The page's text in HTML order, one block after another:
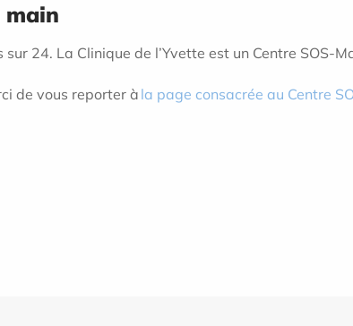
main
24. La Clinique de l’Yvette est un Centre SOS-
de vous reporter à la page consacrée au Centre